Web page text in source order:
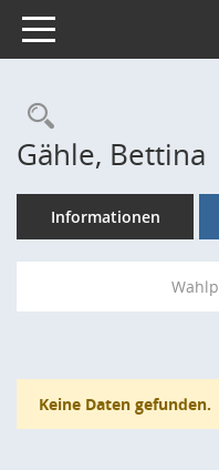
Toggle navigation
Gähle, Bettina
Informationen
Keine Daten gefunden.